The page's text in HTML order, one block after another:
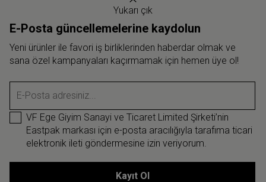
Yukarı çık
E-Posta güncellemelerine kaydolun
Yeni ürünler ile favori iş birliklerinden haberdar olmak ve
sana özel kampanyaları kaçırmamak için hemen üye ol!
E-Posta adresiniz...
VF Ege Giyim Sanayi ve Ticaret Limited Şirketi’nin
Eastpak markası için e-posta aracılığıyla tarafıma ticari
elektronik ileti göndermesine izin veriyorum.
Kayıt Ol